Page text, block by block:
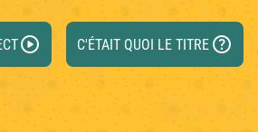
play_circle C'ÉTAIT QUOI LE TITRE help